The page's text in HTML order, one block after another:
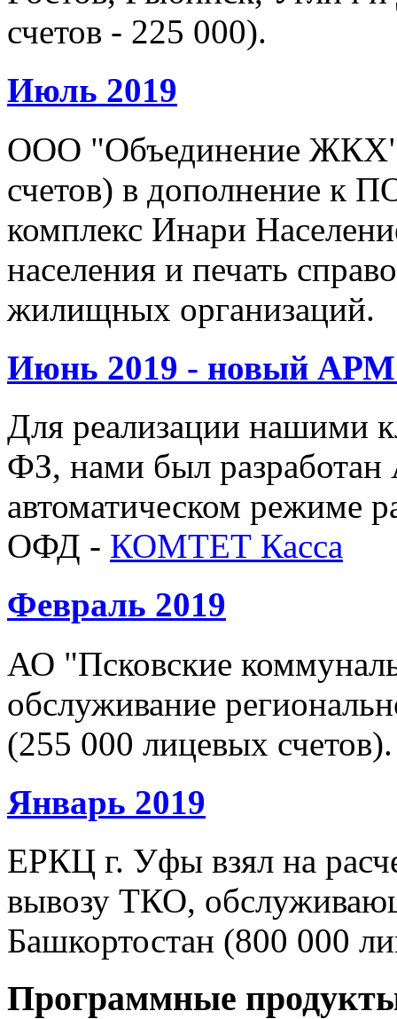
счетов - 225 000).
Июль 2019
ООО "Объединение ЖКХ"
счетов) в дополнение к
комплекс Инари
населения и печать
жилищных организаций.
Июнь 2019 - новый
Для реализации нашими
ФЗ, нами был
автоматическом режиме
ОФД - КОМТЕТ Касса
Февраль 2019
АО "Псковские
обслуживание
(255 000 лицевых счетов).
Январь 2019
ЕРКЦ г. Уфы взял на
вывозу ТКО,
Башкортостан (800 000
Программные